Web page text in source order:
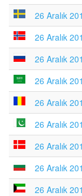
26 Aralık
26 Aralık
26 Aralık
26 Aralık
26 Aralık
26 Aralık
26 Aralık
26 Aralık
26 Aralık